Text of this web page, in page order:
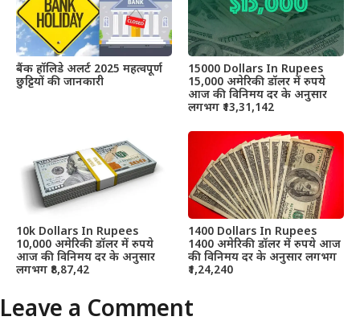
बैंक हॉलिडे अलर्ट 2025 महत्वपूर्ण
छुट्टियों की जानकारी
15000 Dollars In Rupees
15,000 अमेरिकी डॉलर में रुपये
आज की विनिमय दर के अनुसार
लगभग ₹13,31,142
10k Dollars In Rupees
10,000 अमेरिकी डॉलर में रुपये
आज की विनिमय दर के अनुसार
लगभग ₹8,87,42
1400 Dollars In Rupees
1400 अमेरिकी डॉलर में रुपये आज
की विनिमय दर के अनुसार लगभग
₹1,24,240
Leave a Comment